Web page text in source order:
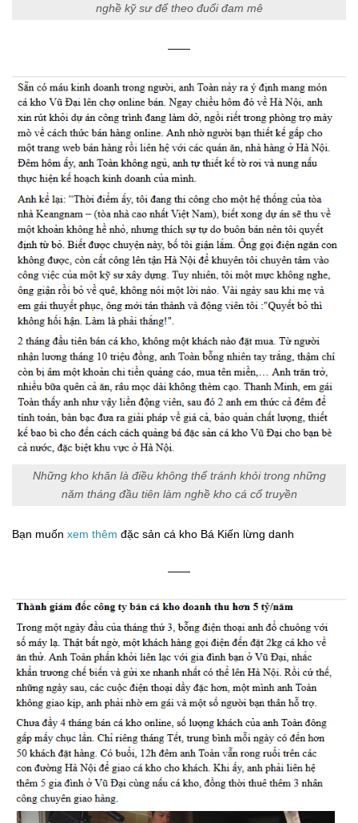
nghề kỹ sư để theo đuổi đam mê
——
Những kho khăn là điều không thể tránh khỏi trong những
năm tháng đầu tiên làm nghề kho cá cổ truyền
Bạn muốn xem thêm đặc sản cá kho Bá Kiến lừng danh
——